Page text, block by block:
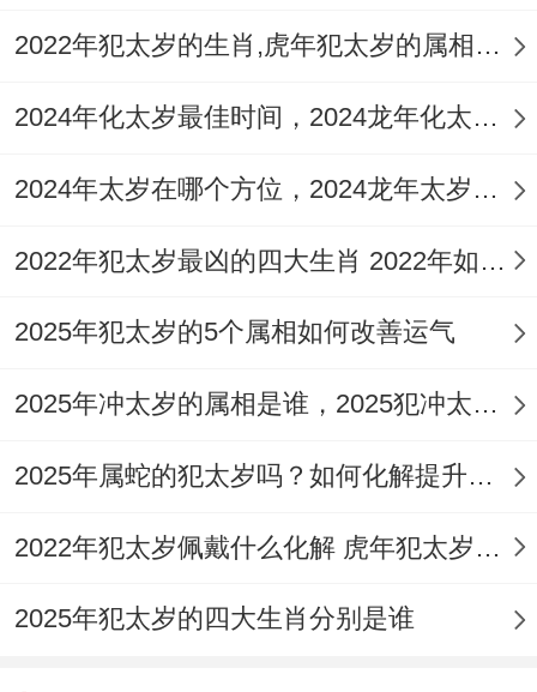
“刑”字如剑~预示着摩擦合冲突，或因固执己
处，避免因个人的固执合偏见而引发矛盾与
2022年犯太岁的生肖,虎年犯太岁的属相有哪几个
2024年化太岁最佳时间，2024龙年化太岁最佳的3个时间
2024年太岁在哪个方位，2024龙年太岁位置有四大禁忌
2022年犯太岁最凶的四大生肖 2022年如何化解太岁
2025年犯太岁的5个属相如何改善运气
2025年冲太岁的属相是谁，2025犯冲太岁的属相5种化解方法
2025年属蛇的犯太岁吗？如何化解提升好运
2022年犯太岁佩戴什么化解 虎年犯太岁怎么破解方法祥安阁联吉化岁红绳
2025年犯太岁的四大生肖分别是谁